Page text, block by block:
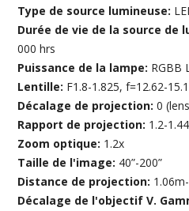
Type de source lumineuse:
Durée de vie de la source de
000 hrs
Puissance de la lampe: RGBB
Lentille: F1.8-1.825, f=12.62-
Décalage de projection:0
Rapport de projection: 1.2-1.44
Zoom optique: 1.2x
Taille de l'image: 40”-200”
Distance de projection:
Décalage de l'objectif V.